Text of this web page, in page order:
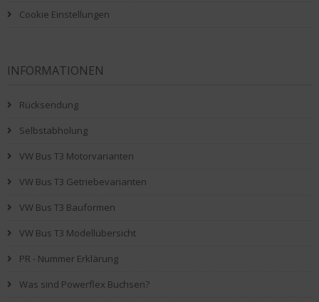
Cookie Einstellungen
INFORMATIONEN
Rücksendung
Selbstabholung
VW Bus T3 Motorvarianten
VW Bus T3 Getriebevarianten
VW Bus T3 Bauformen
VW Bus T3 Modellübersicht
PR - Nummer Erklärung
Was sind Powerflex Buchsen?